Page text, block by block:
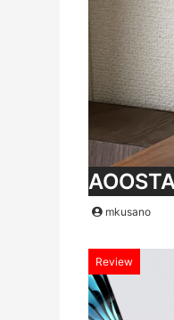
mkusano
Review